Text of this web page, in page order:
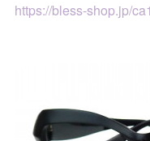
https://bless-shop.jp/